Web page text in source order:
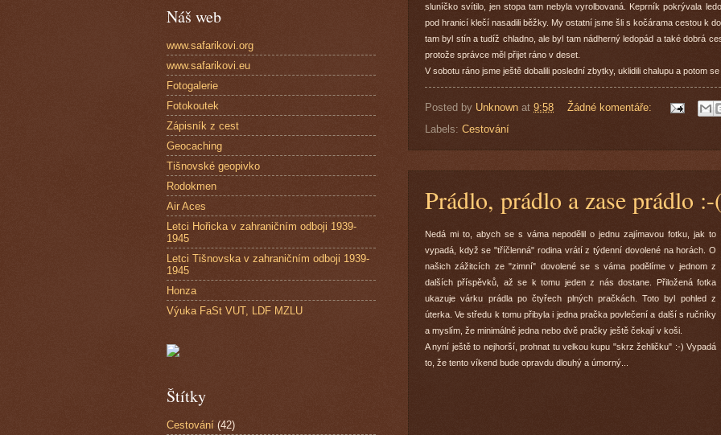
sluníčko svítilo, jen stopa tam nebyla vyrolbovaná. Keprník pokrývala
pod hranicí klečí nasadili běžky. My ostatní jsme šli s kočárama cestou k
tam byl stín a tudíž chladno, ale byl tam nádherný ledopád a také dobrá
protože správce měl přijet ráno v deset.
V sobotu ráno jsme ještě dobalili poslední zbytky, uklidili chalupu a potom
Posted by Unknown at 9:58
Žádné komentáře:
Labels: Cestování
Prádlo, prádlo a zase prádlo
Nedá mi to, abych se s váma nepodělil o jednu zajímavou fotku, jak to
vypadá, když se "tříčlenná" rodina vrátí z týdenní dovolené na horách. O
našich zážitcích ze "zimní" dovolené se s váma podělíme v jednom z
dalších příspěvků, až se k tomu jeden z nás dostane. Přiložená fotka
ukazuje várku prádla po čtyřech plných pračkách. Toto byl pohled z
úterka. Ve středu k tomu přibyla i jedna pračka povlečení a další s ručníky
a myslím, že minimálně jedna nebo dvě pračky ještě čekají v koši.
A nyní ještě to nejhorší, prohnat tu velkou kupu "skrz žehličku" :-) Vypadá
to, že tento víkend bude opravdu dlouhý a úmorný...
Náš web
www.safarikovi.org
www.safarikovi.eu
Fotogalerie
Fotokoutek
Zápisník z cest
Geocaching
Tišnovské geopivko
Rodokmen
Air Aces
Letci Hořicka v zahraničním odboji 1939-
1945
Letci Tišnovska v zahraničním odboji 1939-
1945
Honza
Výuka FaSt VUT, LDF MZLU
Štítky
Cestování (42)